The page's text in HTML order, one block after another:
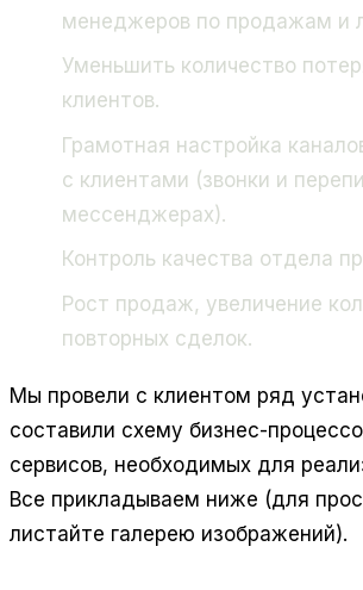
менеджеров по продажам и
Уменьшить количество
клиентов.
Грамотная настройка
с клиентами (звонки и
мессенджерах).
Контроль качества отдела
Рост продаж, увеличение
повторных сделок.
Мы провели с клиентом ряд
составили схему бизнес-
сервисов, необходимых для
Все прикладываем ниже (для
листайте галерею изображений).